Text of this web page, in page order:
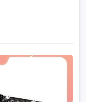
H610 chipset)
hãng - full vat